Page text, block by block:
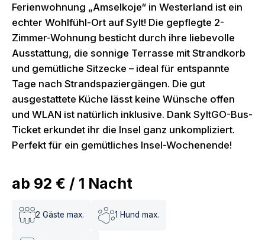
Ferienwohnung „Amselkoje“ in Westerland ist ein
echter Wohlfühl-Ort auf Sylt! Die gepflegte 2-
Zimmer-Wohnung besticht durch ihre liebevolle
Ausstattung, die sonnige Terrasse mit Strandkorb
und gemütliche Sitzecke – ideal für entspannte
Tage nach Strandspaziergängen. Die gut
ausgestattete Küche lässt keine Wünsche offen
und WLAN ist natürlich inklusive. Dank SyltGO-Bus-
Ticket erkundet ihr die Insel ganz unkompliziert.
Perfekt für ein gemütliches Insel-Wochenende!
ab 92 € / 1 Nacht
2 Gäste max. 1 Hund max.